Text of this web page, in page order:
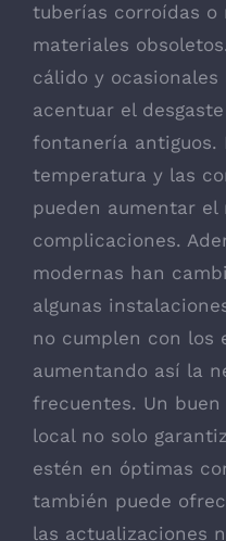
tuberías corroídas o
materiales
cálido y
acentuar el
fontanería antiguos.
temperatura y las
pueden aumentar el
complicaciones.
modernas han
algunas
no cumplen con los
aumentando así la
frecuentes. Un
local no solo
estén en óptimas
también puede
las actualizaciones